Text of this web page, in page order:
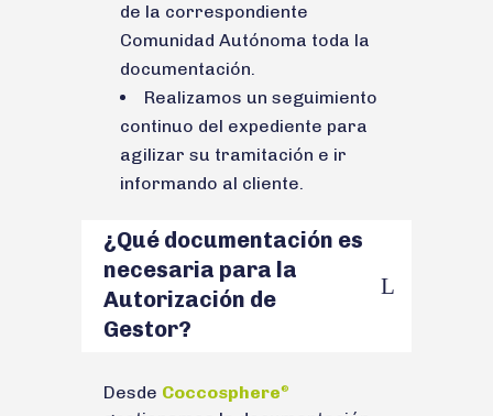
de la correspondiente
Comunidad Autónoma toda la
documentación.
Realizamos un seguimiento
continuo del expediente para
agilizar su tramitación e ir
informando al cliente.
¿Qué documentación es
necesaria para la
Autorización de
Gestor?
Desde Coccosphere®